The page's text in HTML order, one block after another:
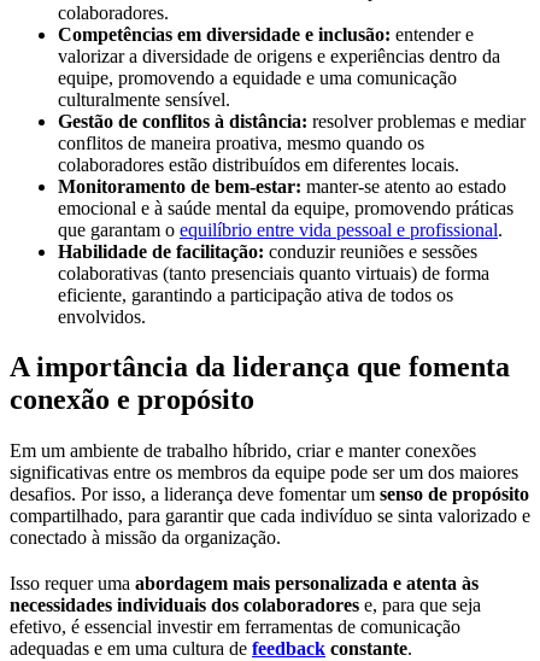
colaboradores.
Competências em diversidade e inclusão: entender e
valorizar a diversidade de origens e experiências dentro da
equipe, promovendo a equidade e uma comunicação
culturalmente sensível.
Gestão de conflitos à distância: resolver problemas e mediar
conflitos de maneira proativa, mesmo quando os
colaboradores estão distribuídos em diferentes locais.
Monitoramento de bem-estar: manter-se atento ao estado
emocional e à saúde mental da equipe, promovendo práticas
que garantam o equilíbrio entre vida pessoal e profissional.
Habilidade de facilitação: conduzir reuniões e sessões
colaborativas (tanto presenciais quanto virtuais) de forma
eficiente, garantindo a participação ativa de todos os
envolvidos.
A importância da liderança que fomenta
conexão e propósito
Em um ambiente de trabalho híbrido, criar e manter conexões
significativas entre os membros da equipe pode ser um dos maiores
desafios. Por isso, a liderança deve fomentar um senso de propósito
compartilhado, para garantir que cada indivíduo se sinta valorizado e
conectado à missão da organização.
Isso requer uma abordagem mais personalizada e atenta às
necessidades individuais dos colaboradores e, para que seja
efetivo, é essencial investir em ferramentas de comunicação
adequadas e em uma cultura de feedback constante.